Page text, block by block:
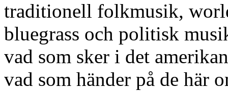
traditionell folkmusik,
bluegrass och politisk
vad som sker i det
vad som händer på de här